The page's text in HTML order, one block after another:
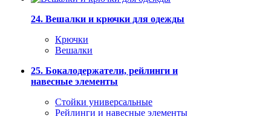
24. Вешалки и крючки для одежды
Крючки
Вешалки
25. Бокалодержатели, рейлинги и
навесные элементы
Стойки универсальные
Рейлинги и навесные элементы